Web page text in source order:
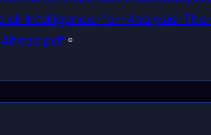
Intelligence-for-Analysis-
。